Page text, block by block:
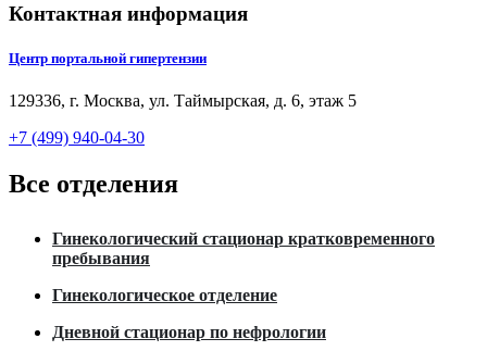
Контактная информация
Центр портальной гипертензии
129336, г. Москва, ул. Таймырская, д. 6, этаж 5
+7 (499) 940-04-30
Все отделения
Гинекологический стационар кратковременного
пребывания
Гинекологическое отделение
Дневной стационар по нефрологии